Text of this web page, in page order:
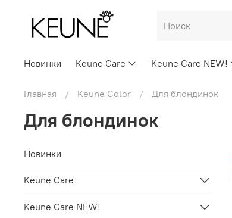
Новинки Keune Care Keune Care NEW!
Главная Keune Color Для блондинок
Для блондинок
Новинки
Keune Care
Keune Care NEW!